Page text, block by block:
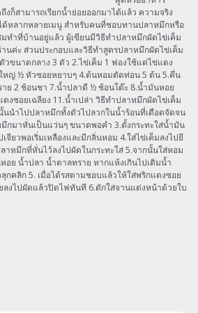
งก็สามารถเรียกน้ำย่อยออกมาได้แล้ว ความจริง
ด้หลากหลายเมนู สำหรับคนที่ชอบทานปลาหมึกหรือ
มทำที่บ้านอยู่แล้ว ผู้เขียนมีวิธีทำปลาหมึกผัดไข่เค็ม
นค่ะ ส่วนประกอบและวิธีทำสูตรปลาหมึกผัดไข่เค็ม
ขนาดกลาง 3 ตัว 2.ไข่เค็ม 1 ฟองใช้แต่ไข่แดง
หญ่ ½ หัวซอยหยาบๆ 4.ต้นหอมตัดท่อน 5 ต้น 5.คึ่น
ย 2 ช้อนชา 7.น้ำปลาดี ½ ช้อนโต๊ะ 8.น้ำมันหอย
งซอยเฉลียง 11.น้ำเปล่า วิธีทำปลาหมึกผัดไข่เค็ม
นนำไปปลาหมึกทั้งตัวไปลวกในน้ำร้อนที่เดือดจัดจน
กมาหั่นเป็นแว่นๆ ขนาดพอคำ 3.ตั้งกระทะใส่น้ำมัน
จียวพอเริ่มเหลืองและมีกลิ่นหอม 4.ใส่ไข่เค็มลงไปยี
หมึกที่หั่นไว้ลงไปผัดในกระทะใส่ 5.จากนั้นใส่หอม
ย น้ำปลา น้ำตาลทราย หากแห้งเกินไปเติมน้ำ
กคลิก 5. เมื่อได้รสตามชอบแล้วให้ใส่พริกแดงซอย
งไปผัดแล้วปิดไฟทันที 6.ตักใส่จานแต่งหน้าด้วยใบ